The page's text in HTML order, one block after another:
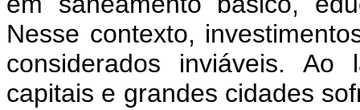
Nesse contexto,
considerados inviáveis.
capitais e grandes cidades